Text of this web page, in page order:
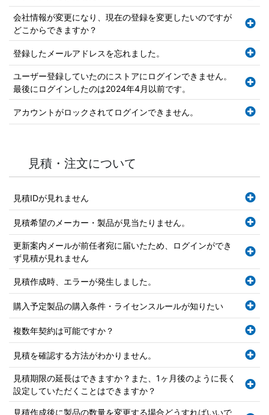
会社情報が変更になり、現在の登録を変更したいのですが
どこからできますか？
登録したメールアドレスを忘れました。
ユーザー登録していたのにストアにログインできません。
最後にログインしたのは2024年4月以前です。
アカウントがロックされてログインできません。
見積・注文について
見積IDが見れません
見積希望のメーカー・製品が見当たりません。
更新案内メールが前任者宛に届いたため、ログインができ
ず見積が見れません
見積作成時、エラーが発生しました。
購入予定製品の購入条件・ライセンスルールが知りたい
複数年契約は可能ですか？
見積を確認する方法がわかりません。
見積期限の延長はできますか？また、1ヶ月後のように長く
設定していただくことはできますか？
見積作成後に製品の数量を変更する場合どうすればいいで